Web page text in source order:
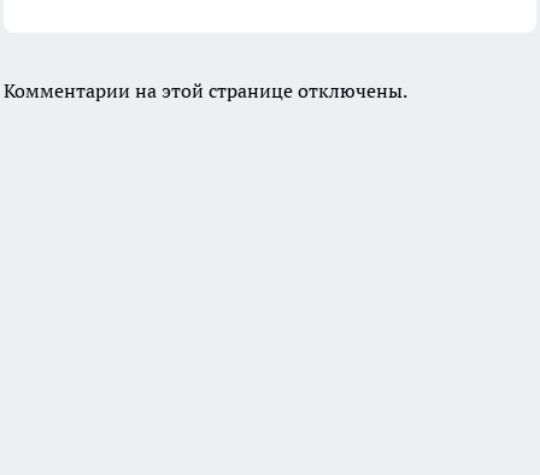
Комментарии на этой странице отключены.